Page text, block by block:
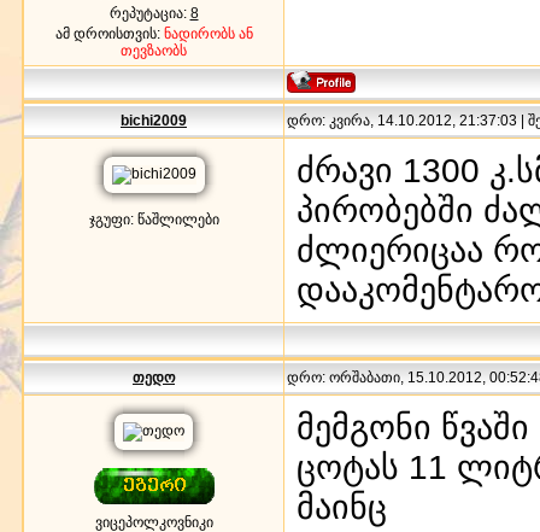
რეპუტაცია: 8
ამ დროისთვის: ნადირობს ან
თევზაობს
bichi2009 დრო: კვირა, 14.10.2012, 21:37:03 |
ჯგუფი: წაშლილები
ძრავი 1300
პირობებში
ძლიერიცაა
თედო დრო: ორშაბათი, 15.10.2012,
ვიცეპოლკოვნიკი
მემგონი
ცოტას 11
მაინც